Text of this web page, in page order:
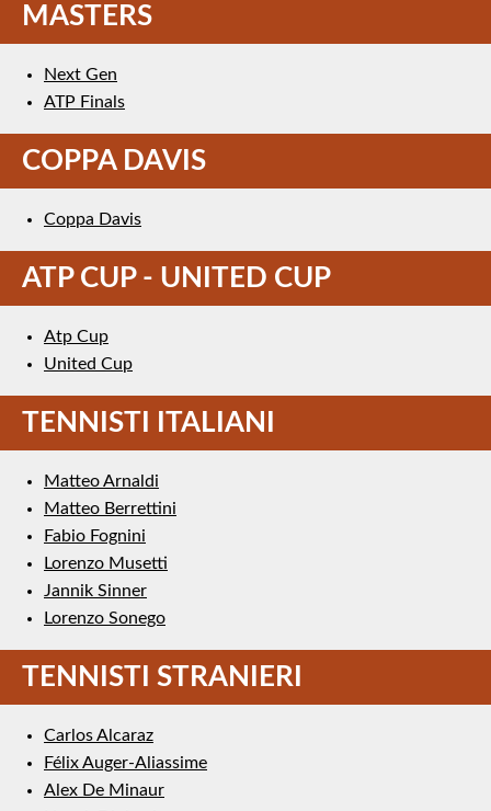
MASTERS
Next Gen
ATP Finals
COPPA DAVIS
Coppa Davis
ATP CUP - UNITED CUP
Atp Cup
United Cup
TENNISTI ITALIANI
Matteo Arnaldi
Matteo Berrettini
Fabio Fognini
Lorenzo Musetti
Jannik Sinner
Lorenzo Sonego
TENNISTI STRANIERI
Carlos Alcaraz
Félix Auger-Aliassime
Alex De Minaur